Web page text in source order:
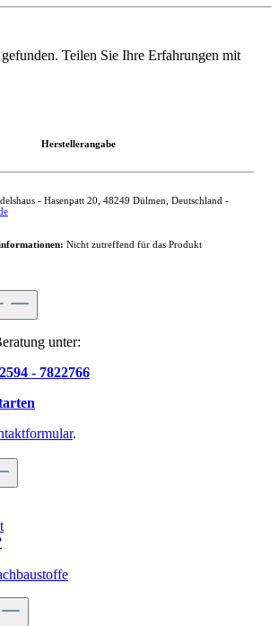
Teilen Sie Ihre Erfahrungen mit
Herstellerangabe
- Hasenpatt 20, 48249 Dülmen, Deutschland -
Nicht zutreffend für das Produkt
unter:
- 7822766
.